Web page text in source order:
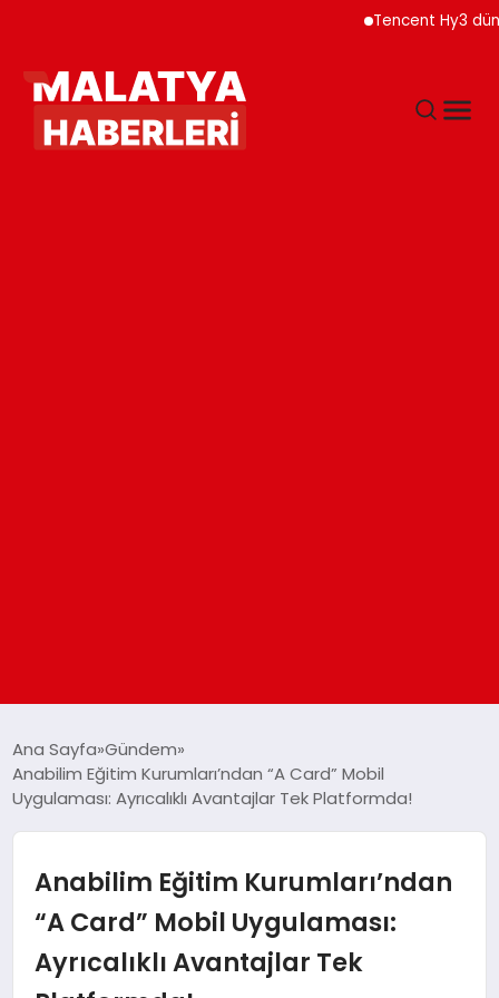
Tencent Hy3 dünya
GÜNDEM
DÜNYA
EĞITIM
Ana Sayfa Gündem
Anabilim Eğitim Kurumları’ndan “A Card” Mobil
Uygulaması: Ayrıcalıklı Avantajlar Tek Platformda!
Anabilim Eğitim Kurumları’ndan
“A Card” Mobil Uygulaması:
Ayrıcalıklı Avantajlar Tek